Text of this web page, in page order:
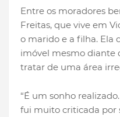
Entre os moradores
Freitas, que vive em
o marido e a filha. Ela
imóvel mesmo diante
tratar de uma área
“É um sonho
fui muito criticada por